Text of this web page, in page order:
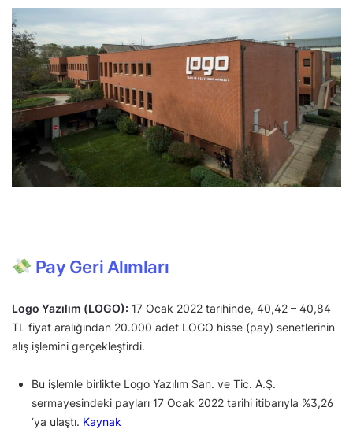
Pay Geri Alımları
Logo Yazılım (LOGO): 17 Ocak 2022 tarihinde, 40,42 – 40,84
TL fiyat aralığından 20.000 adet LOGO hisse (pay) senetlerinin
alış işlemini gerçekleştirdi.
Bu işlemle birlikte Logo Yazılım San. ve Tic. A.Ş.
sermayesindeki payları 17 Ocak 2022 tarihi itibarıyla %3,26
‘ya ulaştı. Kaynak